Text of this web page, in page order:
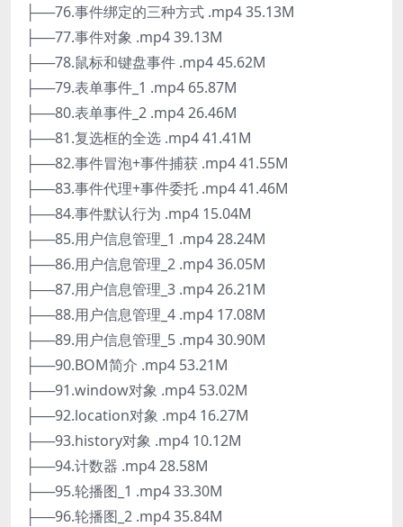
├──76.事件绑定的三种方式 .mp4 35.13M
├──77.事件对象 .mp4 39.13M
├──78.鼠标和键盘事件 .mp4 45.62M
├──79.表单事件_1 .mp4 65.87M
├──80.表单事件_2 .mp4 26.46M
├──81.复选框的全选 .mp4 41.41M
├──82.事件冒泡+事件捕获 .mp4 41.55M
├──83.事件代理+事件委托 .mp4 41.46M
├──84.事件默认行为 .mp4 15.04M
├──85.用户信息管理_1 .mp4 28.24M
├──86.用户信息管理_2 .mp4 36.05M
├──87.用户信息管理_3 .mp4 26.21M
├──88.用户信息管理_4 .mp4 17.08M
├──89.用户信息管理_5 .mp4 30.90M
├──90.BOM简介 .mp4 53.21M
├──91.window对象 .mp4 53.02M
├──92.location对象 .mp4 16.27M
├──93.history对象 .mp4 10.12M
├──94.计数器 .mp4 28.58M
├──95.轮播图_1 .mp4 33.30M
├──96.轮播图_2 .mp4 35.84M